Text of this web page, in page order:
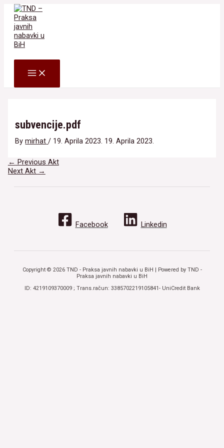
Skip
content
MAIN
MENU
subvencije.pdf
Bymirhat / 19. Aprila 2023. 19. Aprila 2023.
Navigacija
članaka
← Previous Akt
Next Akt →
Facebook Linkedin
Copyright © 2026 TND - Praksa javnih nabavki u BiH | Powered by TND -
Praksa javnih nabavki u BiH
ID: 4219109370009 ; Trans.račun: 3385702219105841- UniCredit Bank